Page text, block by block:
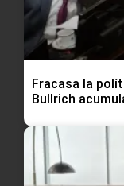
Fracasa la
Bullrich